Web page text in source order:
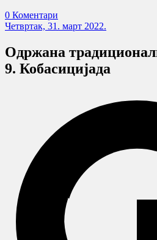
0 Коментари
Четвртак, 31. март 2022.
Одржана
9. Кобасицијада